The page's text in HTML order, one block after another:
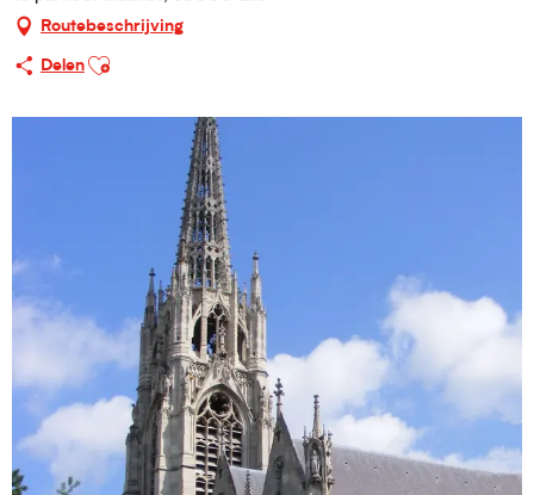
Routebeschrijving
Delen
Ajouter aux favoris